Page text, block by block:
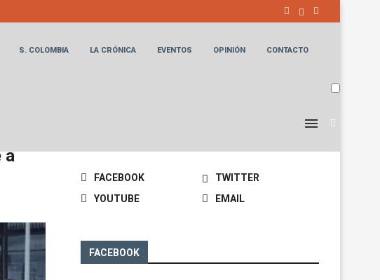
S. COLOMBIA LA CRÓNICA EVENTOS OPINIÓN CONTACTO
a
FACEBOOK
TWITTER
YOUTUBE
EMAIL
FACEBOOK